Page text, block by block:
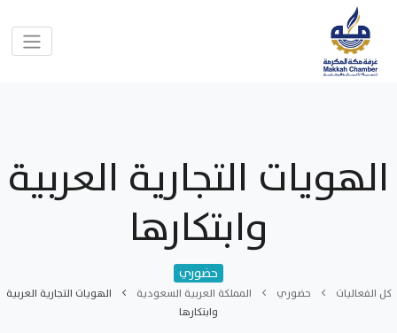
الهويات التجارية العربية
وابتكارها
حضوري
كل الفعاليات حضوري المملكة العربية السعودية
الهويات التجارية العربية
وابتكارها